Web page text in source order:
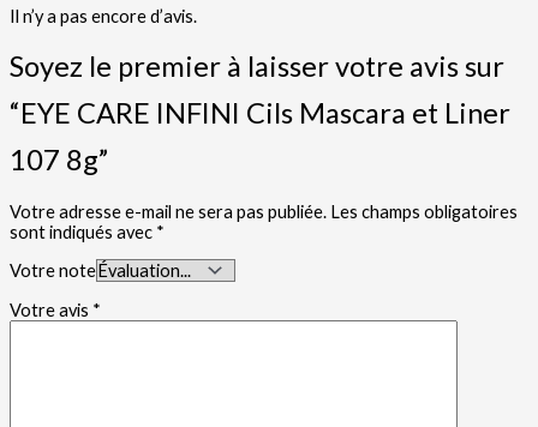
Il n’y a pas encore d’avis.
Soyez le premier à laisser votre avis sur
“EYE CARE INFINI Cils Mascara et Liner
107 8g”
Votre adresse e-mail ne sera pas publiée. Les champs obligatoires
sont indiqués avec *
Votre note
Votre avis *